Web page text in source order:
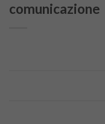
comunicazione